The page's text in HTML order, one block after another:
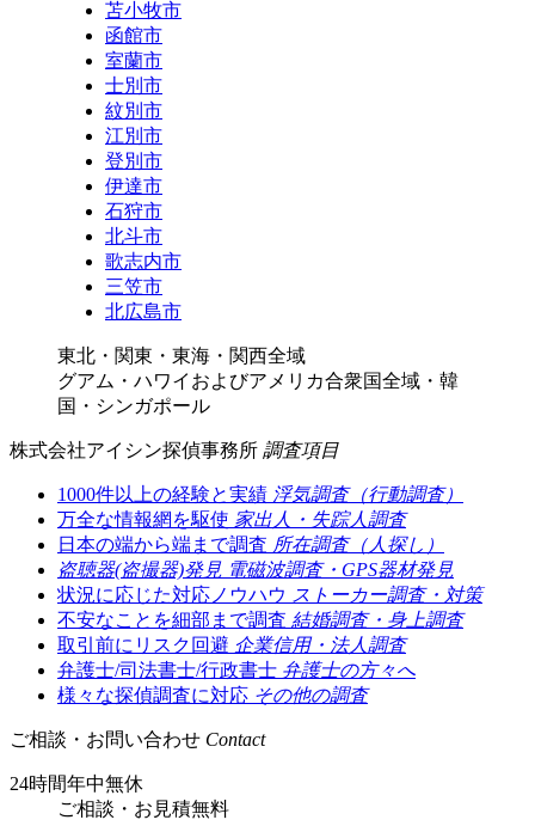
苫小牧市
函館市
室蘭市
士別市
紋別市
江別市
登別市
伊達市
石狩市
北斗市
歌志内市
三笠市
北広島市
東北・関東・東海・関西全域
グアム・ハワイおよびアメリカ合衆国全域・韓
国・シンガポール
株式会社アイシン探偵事務所 調査項目
1000件以上の経験と実績 浮気調査（行動調査）
万全な情報網を駆使 家出人・失踪人調査
日本の端から端まで調査 所在調査（人探し）
盗聴器(盗撮器)発見 電磁波調査・GPS器材発見
状況に応じた対応ノウハウ ストーカー調査・対策
不安なことを細部まで調査 結婚調査・身上調査
取引前にリスク回避 企業信用・法人調査
弁護士/司法書士/行政書士 弁護士の方々へ
様々な探偵調査に対応 その他の調査
ご相談・お問い合わせ Contact
24時間年中無休
ご相談 ・ お見積無料